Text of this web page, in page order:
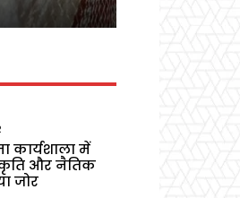
कार्यशाला में
और नैतिक
जोर